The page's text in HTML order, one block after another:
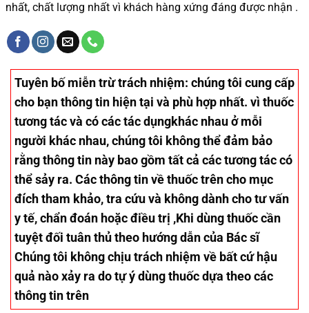
nhất, chất lượng nhất vì khách hàng xứng đáng được nhận .
Tuyên bố miễn trừ trách nhiệm: chúng tôi cung cấp
cho bạn thông tin hiện tại và phù hợp nhất. vì thuốc
tương tác và có các tác dụngkhác nhau ở mỗi
người khác nhau, chúng tôi không thể đảm bảo
rằng thông tin này bao gồm tất cả các tương tác có
thể sảy ra. Các thông tin về thuốc trên cho mục
đích tham khảo, tra cứu và không dành cho tư vấn
y tế, chẩn đoán hoặc điều trị ,Khi dùng thuốc cần
tuyệt đối tuân thủ theo hướng dẫn của Bác sĩ
Chúng tôi không chịu trách nhiệm về bất cứ hậu
quả nào xảy ra do tự ý dùng thuốc dựa theo các
thông tin trên